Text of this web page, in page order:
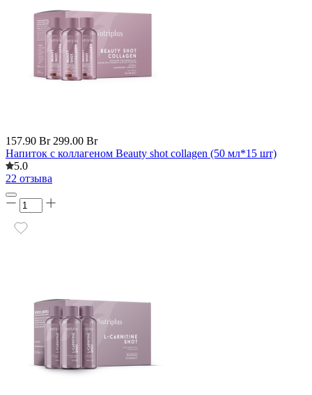
157.90 Br 299.00 Br
Напиток с коллагеном Beauty shot collagen (50 мл*15 шт)
5.0
22 отзыва